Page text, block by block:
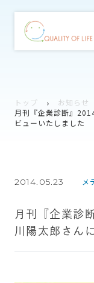
トップ
お知らせ
月刊『企業診断』
ビューいたしました
2014.05.23 メ
月刊『企業診
川陽太郎さん